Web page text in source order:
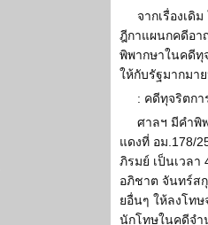
จากเรื่องเดิ
ฎีกาแผนกคดีอา
พิพากษาในคดีทุ
ให้กับรัฐมากมา
: คดีทุจริตกา
ศาลฯ มีคำพิ
แดงที่ อม.178/
ภิรมย์ เป็นเวลา
อภิชาต จันทร์สกุ
ยอื่นๆ ให้ลงโท
นักโทษในคดีจำ